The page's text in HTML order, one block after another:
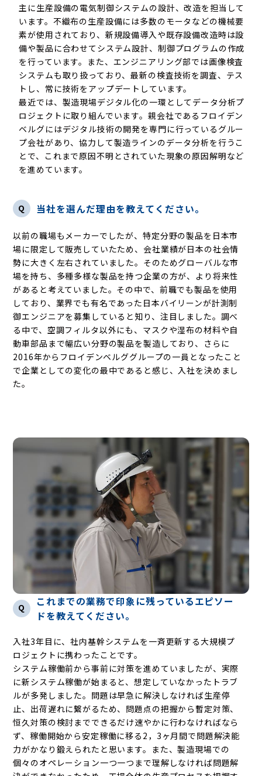
主に生産設備の電気制御システムの設計、改造を担当して
います。不織布の生産設備には多数のモータなどの機械要
素が使用されており、新規設備導入や既存設備改造時は設
備や製品に合わせてシステム設計、制御プログラムの作成
を行っています。また、エンジニアリング部では画像検査
システムも取り扱っており、最新の検査技術を調査、テス
トし、常に技術をアップデートしています。
最近では、製造現場デジタル化の一環としてデータ分析プ
ロジェクトに取り組んでいます。親会社であるフロイデン
ベルグにはデジタル技術の開発を専門に行っているグルー
プ会社があり、協力して製造ラインのデータ分析を行うこ
とで、これまで原因不明とされていた現象の原因解明など
を進めています。
Q 当社を選んだ理由を教えてください。
以前の職場もメーカーでしたが、特定分野の製品を日本市
場に限定して販売していたため、会社業績が日本の社会情
勢に大きく左右されていました。そのためグローバルな市
場を持ち、多種多様な製品を持つ企業の方が、より将来性
があると考えていました。その中で、前職でも製品を使用
しており、業界でも有名であった日本バイリーンが計測制
御エンジニアを募集していると知り、注目しました。調べ
る中で、空調フィルタ以外にも、マスクや湿布の材料や自
動車部品まで幅広い分野の製品を製造しており、さらに
2016年からフロイデンベルググループの一員となったこと
で企業としての変化の最中であると感じ、入社を決めまし
た。
Q
これまでの業務で印象に残っているエピソー
ドを教えてください。
入社3年目に、社内基幹システムを一斉更新する大規模プ
ロジェクトに携わったことです。
システム稼働前から事前に対策を進めていましたが、実際
に新システム稼働が始まると、想定していなかったトラブ
ルが多発しました。問題は早急に解決しなければ生産停
止、出荷遅れに繋がるため、問題点の把握から暫定対策、
恒久対策の検討までできるだけ速やかに行わなければなら
ず、稼働開始から安定稼働に移る2，3ヶ月間で問題解決能
力がかなり鍛えられたと思います。また、製造現場での
個々のオペレーション一つ一つまで理解しなければ問題解